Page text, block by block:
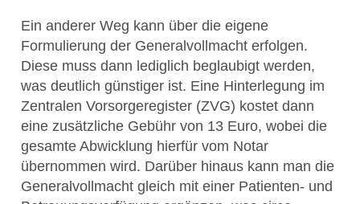
Ein anderer Weg kann über die eigene
Formulierung der Generalvollmacht erfolgen.
Diese muss dann lediglich beglaubigt werden,
was deutlich günstiger ist. Eine Hinterlegung im
Zentralen Vorsorgeregister (ZVG) kostet dann
eine zusätzliche Gebühr von 13 Euro, wobei die
gesamte Abwicklung hierfür vom Notar
übernommen wird. Darüber hinaus kann man die
Generalvollmacht gleich mit einer Patienten- und